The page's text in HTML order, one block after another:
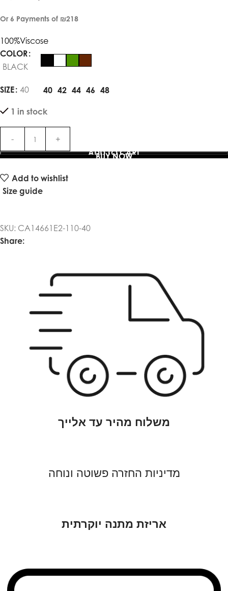
Or 6 Payments of ₪218
100%Viscose
COLOR
BLACK
SIZE 40 40 42 44 46 48
1 in stock
ADD TO CART
BUY NOW
Add to wishlist
Size guide
SKU: CA14661E2-110-40
Share:
משלוח מהיר עד אלייך
מדיניות החזרה פשוטה ונוחה
אריזת מתנה יוקרתית